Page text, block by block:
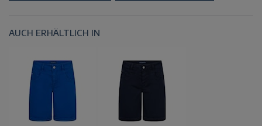
AUCH ERHÄLTLICH IN